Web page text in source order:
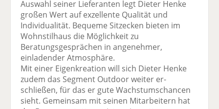
Auswahl seiner Lieferanten legt Dieter Henke
großen Wert auf exzellente Qualität und
Individualität. Bequeme Sitzecken bieten im
Wohnstilhaus die Möglichkeit zu
Beratungsgesprächen in angenehmer,
einladender Atmo­sphäre.
Mit einer Eigenkreation will sich Dieter Henke
zudem das Segment Outdoor weiter er­
schließen, für das er gute Wachstums­chancen
sieht. Gemeinsam mit seinen Mit­arbeitern hat